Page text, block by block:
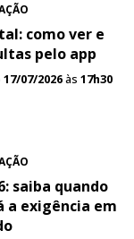
como ver e
pelo app
17/07/2026às 17h30
saiba quando
a exigência em